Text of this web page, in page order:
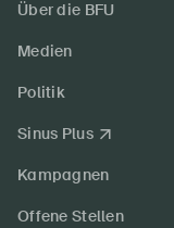
Über die BFU
Medien
Politik
Sinus Plus
Kampagnen
Offene Stellen